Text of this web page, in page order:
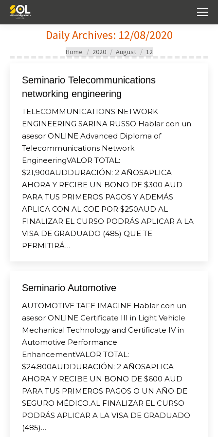
Daily Archives: 12/08/2020
You are here:
Home 2020 August 12
Seminario Telecommunications
networking engineering
TELECOMMUNICATIONS NETWORK
ENGINEERING SARINA RUSSO Hablar con un
asesor ONLINE Advanced Diploma of
Telecommunications Network
EngineeringVALOR TOTAL:
$21,900AUDDURACIÓN: 2 AÑOSAPLICA
AHORA Y RECIBE UN BONO DE $300 AUD
PARA TUS PRIMEROS PAGOS Y ADEMÁS
APLICA CON AL COE POR $250AUD AL
FINALIZAR EL CURSO PODRÁS APLICAR A LA
VISA DE GRADUADO (485) QUE TE
PERMITIRÁ…
Seminario Automotive
AUTOMOTIVE TAFE IMAGINE Hablar con un
asesor ONLINE Certificate III in Light Vehicle
Mechanical Technology and Certificate IV in
Automotive Performance
EnhancementVALOR TOTAL:
$24.800AUDDURACIÓN: 2 AÑOSAPLICA
AHORA Y RECIBE UN BONO DE $600 AUD
PARA TUS PRIMEROS PAGOS O UN AÑO DE
SEGURO MÉDICO.AL FINALIZAR EL CURSO
PODRÁS APLICAR A LA VISA DE GRADUADO
(485)…